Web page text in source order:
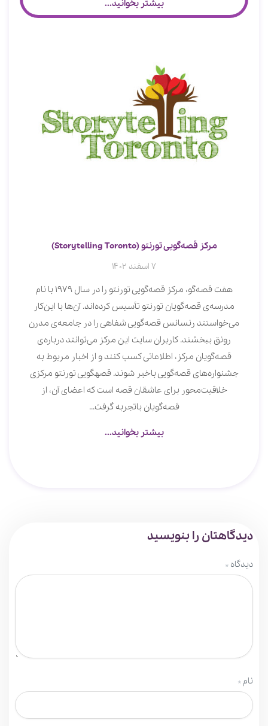
بیشتر بخوانید...
مرکز قصه‌گویی تورنتو (Storytelling Toronto)
7 اسفند 1402
هفت قصه‌گو، مرکز قصه‌گویی تورنتو را در سال 1979 با نام
مدرسه‌ی قصه‌گویان تورنتو تأسیس کرده‌اند. آن‌ها با این‌کار
می‌خواستند رنسانس قصه‌گویی شفاهی را در جامعه‌ی مدرن
رونق ببخشند. کاربران سایت این مرکز می‌توانند درباره‌ی
قصه‌گویان مرکز، اطلاعاتی کسب کنند و از اخبار مربوط به
جشنواره‌های قصه‌‎گویی باخبر شوند. قصه‎گویی تورنتو مرکزی
خلاقیت‌محور برای عاشقان قصه است که اعضای آن، از
قصه‌گویان باتجربه گرفت...
بیشتر بخوانید...
دیدگاهتان را بنویسید
دیدگاه *
نام *